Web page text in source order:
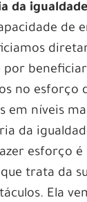
da igualdade
de
no esforço
em níveis
da
esforço
trata da
Ela